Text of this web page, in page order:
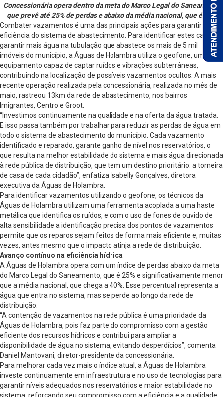
Concessionária opera dentro da meta do Marco Legal do Saneamento
que prevê até 25% de perdas e abaixo da média nacional, que é 40%
Combater vazamentos é uma das principais ações para garantir a
eficiência do sistema de abastecimento. Para identificar estes casos e
garantir mais água na tubulação que abastece os mais de 5 mil
imóveis do município, a Águas de Holambra utiliza o geofone, um
equipamento capaz de captar ruídos e vibrações subterrâneas,
contribuindo na localização de possíveis vazamentos ocultos. A mais
recente operação realizada pela concessionária, realizada no mês de
maio, rastreou 13km da rede de abastecimento, nos bairros
Imigrantes, Centro e Groot.
“Investimos continuamente na qualidade e na oferta da água tratada.
E isso passa também por trabalhar para reduzir as perdas de água em
todo o sistema de abastecimento do município. Cada vazamento
identificado e reparado, garante ganho de nível nos reservatórios, o
que resulta na melhor estabilidade do sistema e mais água direcionada
à rede pública de distribuição, que tem um destino prioritário: a torneira
de casa de cada cidadão”, enfatiza Isabelly Gonçalves, diretora
executiva da Águas de Holambra.
Para identificar vazamentos utilizando o geofone, os técnicos da
Águas de Holambra utilizam uma ferramenta acoplada a uma haste
metálica que identifica os ruídos, e com o uso de fones de ouvido de
alta sensibilidade a identificação precisa dos pontos de vazamentos
permite que os reparos sejam feitos de forma mais eficiente e, muitas
vezes, antes mesmo que o impacto atinja a rede de distribuição.
Avanço contínuo na eficiência hídrica
A Águas de Holambra opera com um índice de perdas abaixo da meta
do Marco Legal do Saneamento, que é 25% e significativamente menor
que a média nacional, que chega a 40%. Esse percentual representa a
água que entra no sistema, mas se perde ao longo da rede de
distribuição.
“A contenção de vazamentos na rede pública é uma prioridade da
Águas de Holambra, pois faz parte do compromisso com a gestão
eficiente dos recursos hídricos e contribui para ampliar a
disponibilidade de água no sistema, evitando desperdícios”, comenta
Daniel Mantovani, diretor-presidente da concessionária.
Para melhorar cada vez mais o índice atual, a Águas de Holambra
investe continuamente em infraestrutura e no uso de tecnologias para
garantir níveis adequados nos reservatórios e maior estabilidade no
sistema, reforçando seu compromisso com a eficiência e a qualidade